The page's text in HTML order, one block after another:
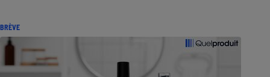
BRÈVE